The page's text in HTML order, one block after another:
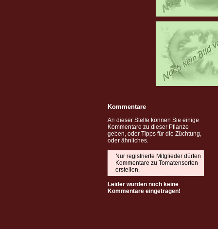
Kommentare
An dieser Stelle können Sie einige
Kommentare zu dieser Pflanze
geben, oder Tipps für die Züchtung,
oder ähnliches.
Nur registrierte Mitglieder dürfen
Kommentare zu Tomatensorten
erstellen.
Leider wurden noch keine
Kommentare eingetragen!